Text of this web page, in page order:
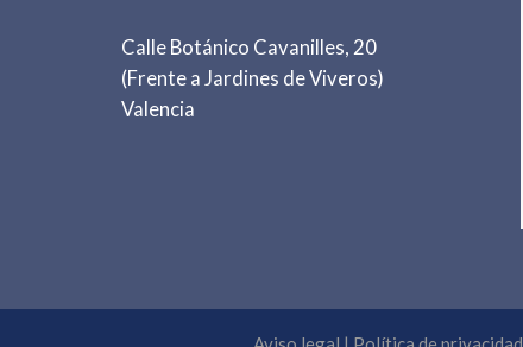
Calle Botánico Cavanilles, 20
(Frente a Jardines de Viveros)
Valencia